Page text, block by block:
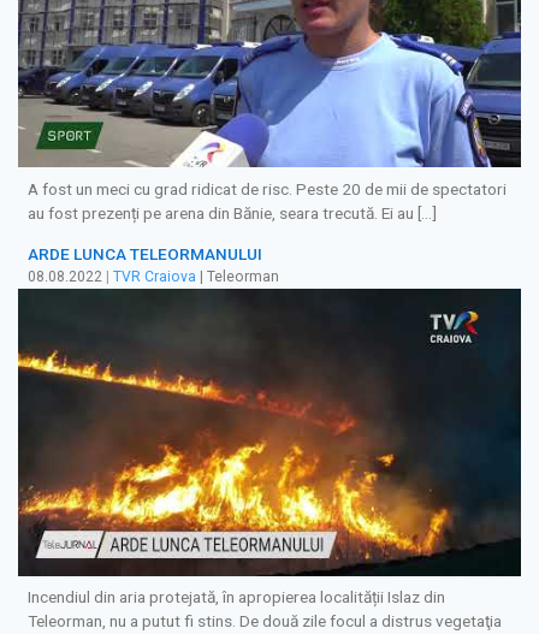
A fost un meci cu grad ridicat de risc. Peste 20 de mii de spectatori
au fost prezenți pe arena din Bănie, seara trecută. Ei au […]
ARDE LUNCA TELEORMANULUI
08.08.2022 TVR Craiova | Teleorman
Incendiul din aria protejată, în apropierea localității Islaz din
Teleorman, nu a putut fi stins. De două zile focul a distrus vegetaţia